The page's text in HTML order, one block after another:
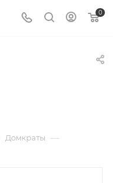
0
Домкраты —